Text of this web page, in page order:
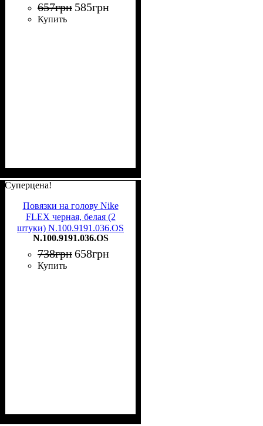
657грн 585грн
Купить
Суперцена!
Повязки на голову Nike
FLEX черная, белая (2
штуки) N.100.9191.036.OS
N.100.9191.036.OS
738грн658грн
Купить